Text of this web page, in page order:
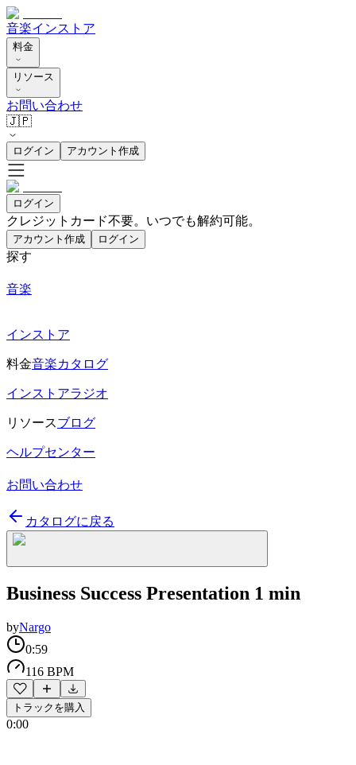
音楽インストア
料金
リソース
お問い合わせ
🇯🇵
ログイン アカウント作成
ログイン
クレジットカード不要。いつでも解約可能。
アカウント作成 ログイン
探す
音楽
インストア
料金音楽カタログ
インストアラジオ
リソースブログ
ヘルプセンター
お問い合わせ
カタログに戻る
Business Success Presentation 1 min
byNargo
0:59
116 BPM
トラックを購入
0:00